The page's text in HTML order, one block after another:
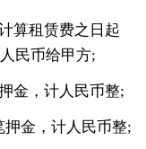
算租赁费之日起
民币给甲方;
金，计人民币整;
金，计人民币整;